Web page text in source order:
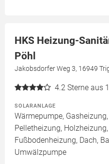
HKS Heizung-
Pöhl
Jakobsdorfer Weg 3, 16949
4.2 Sterne aus
SOLARANLAGE
Wärmepumpe,
Pelletheizung,
Fußbodenheizung, Dach,
Umwälzpumpe